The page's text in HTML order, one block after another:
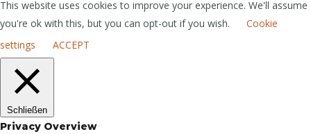
This website uses cookies to improve your experience. We'll assume
you're ok with this, but you can opt-out if you wish.
Cookie
settings
ACCEPT
Schließen
Privacy Overview